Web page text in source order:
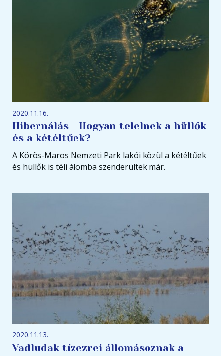
2020.11.16.
Hibernálás - Hogyan telelnek a hüllők
és a kétéltűek?
A Körös-Maros Nemzeti Park lakói közül a kétéltűek
és hüllők is téli álomba szenderültek már.
2020.11.13.
Vadludak tízezrei állomásoznak a